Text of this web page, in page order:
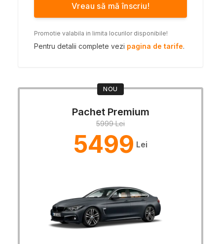
Vreau să mă înscriu!
Promotie valabila in limita locurilor disponibile!
Pentru detalii complete vezi pagina de tarife.
NOU
Pachet Premium
5999 Lei
5499 Lei